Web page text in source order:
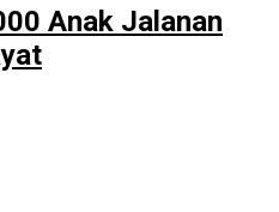
Anak Jalanan